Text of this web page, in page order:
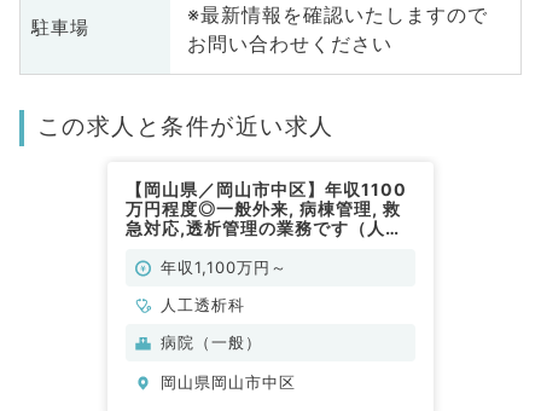
駐車場
※最新情報を確認いたしますので
お問い合わせください
この求人と条件が近い求人
【岡山県／岡山市中区】年収1100
万円程度◎一般外来, 病棟管理, 救
急対応,透析管理の業務です（人工
年収1,100万円～
人工透析科
病院（一般）
岡山県岡山市中区